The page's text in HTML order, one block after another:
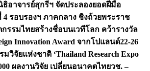
อาจารย์สุกรีฯ จัดประลองยอดฝีมือ
4 รอบรองฯ ภาคกลาง ชิงถ้วยพระราช
รรมไทยสร้างชื่อบนเวทีโลก คว้ารางวัล
Innovation Award จากโปแลนด์22-26
วิจัยแห่งชาติ ‘Thailand Research Expo
ผลงานวิจัย เปลี่ยนอนาคตไทยวช. –